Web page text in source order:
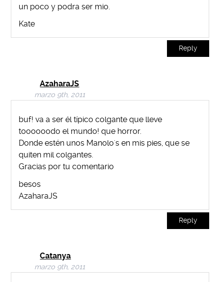
un poco y podra ser mio.
Kate
Reply
AzaharaJS
marzo 9th, 2011
buf! va a ser él típico colgante que lleve
toooooodo el mundo! que horror.
Donde estén unos Manolo's en mis pies, que se
quiten mil colgantes.
Gracias por tu comentario
besos
AzaharaJS
Reply
Catanya
marzo 9th, 2011